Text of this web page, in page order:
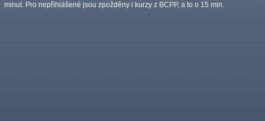
minut. Pro nepřihlášené jsou zpožděny i kurzy z BCPP, a to o 15 min.